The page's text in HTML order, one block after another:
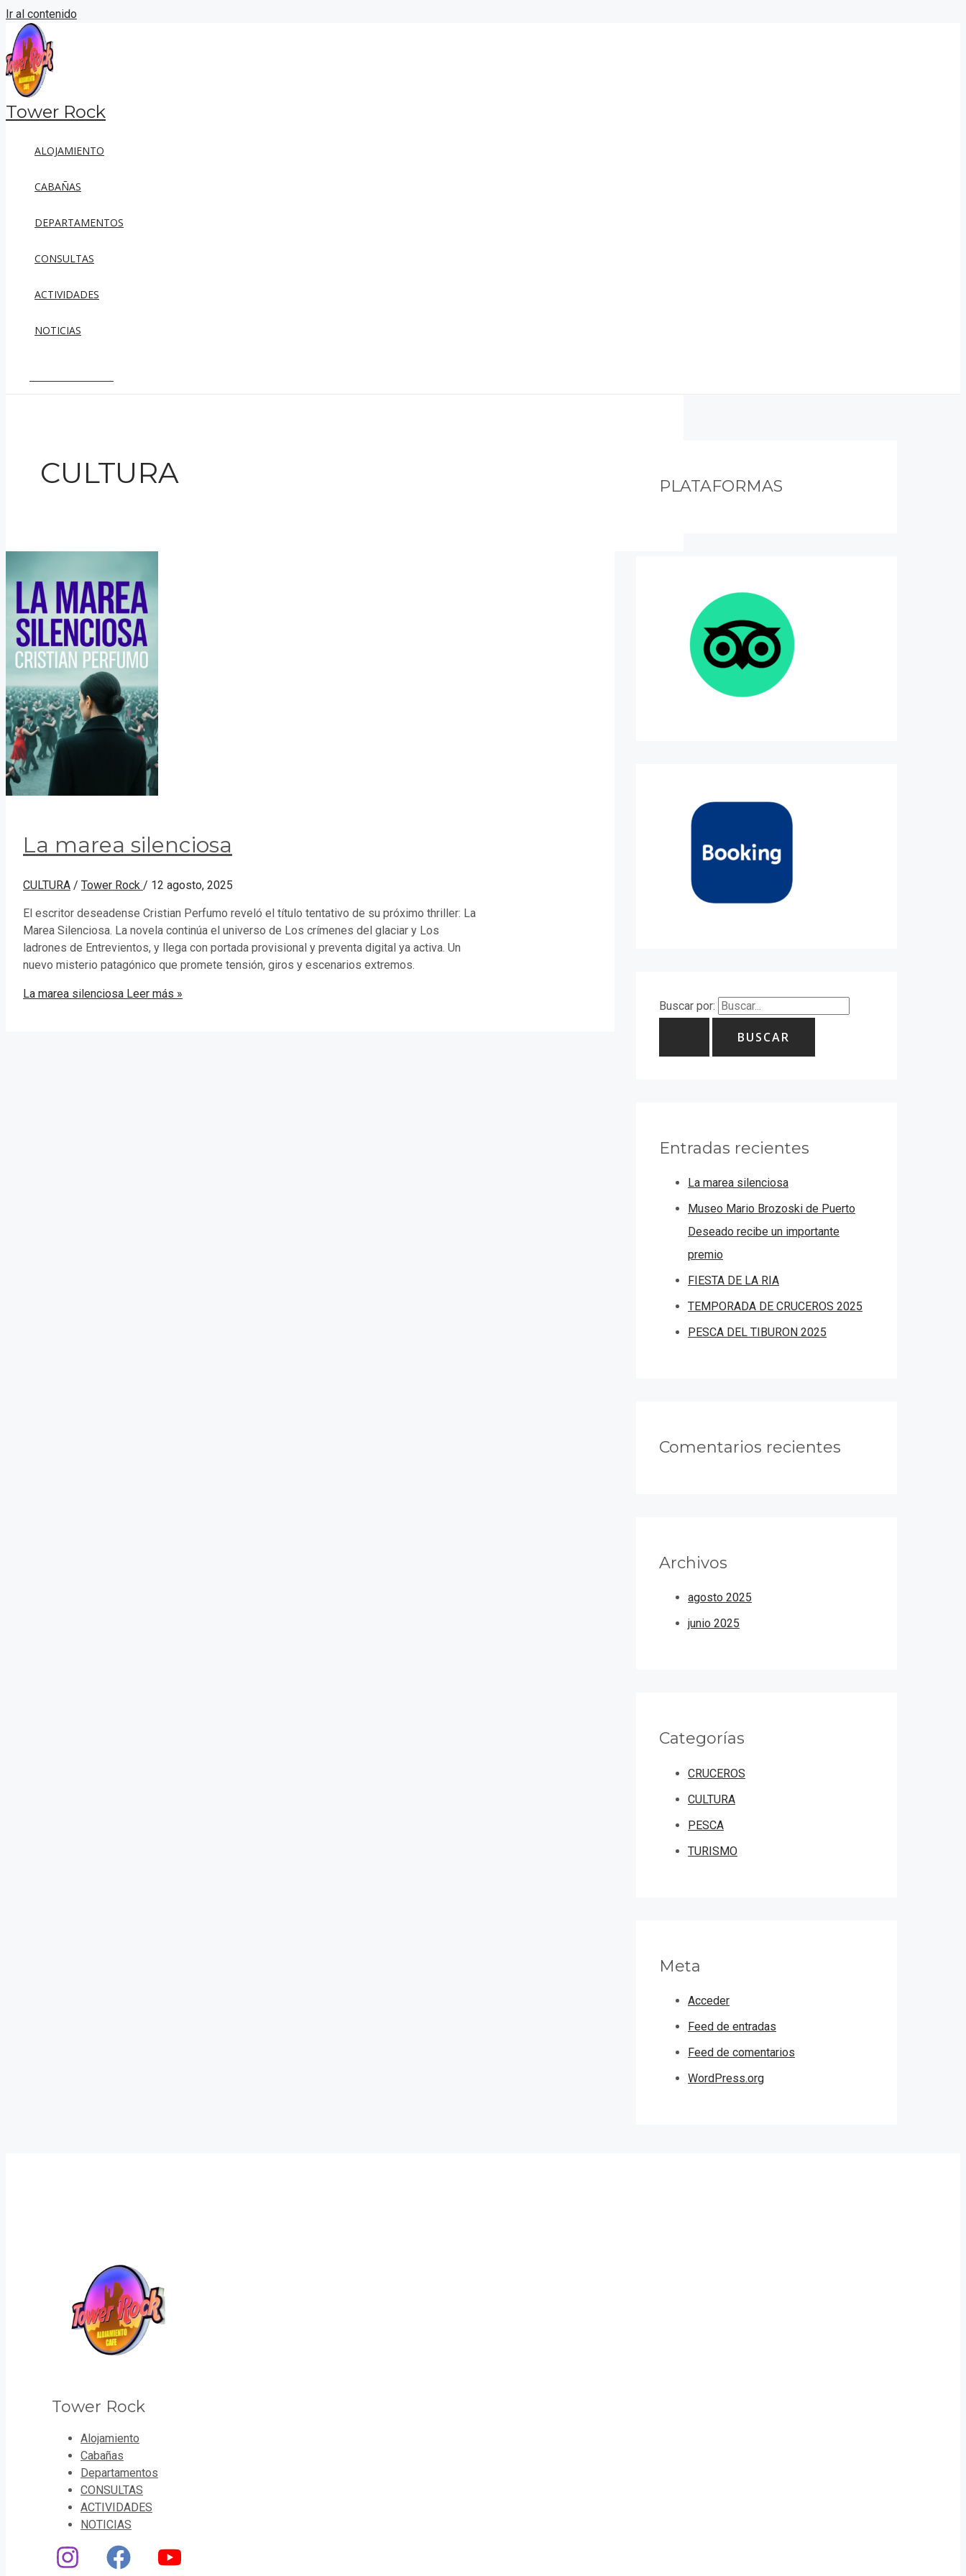
Ir al contenido
Tower Rock
ALOJAMIENTO
CABAÑAS
DEPARTAMENTOS
CONSULTAS
ACTIVIDADES
NOTICIAS
CULTURA
La marea silenciosa
CULTURA / Tower Rock / 12 agosto, 2025
El escritor deseadense Cristian Perfumo reveló el título tentativo de su próximo thriller: La
Marea Silenciosa. La novela continúa el universo de Los crímenes del glaciar y Los
ladrones de Entrevientos, y llega con portada provisional y preventa digital ya activa. Un
nuevo misterio patagónico que promete tensión, giros y escenarios extremos.
La marea silenciosa Leer más »
PLATAFORMAS
Buscar por:
Entradas recientes
La marea silenciosa
Museo Mario Brozoski de Puerto
Deseado recibe un importante
premio
FIESTA DE LA RIA
TEMPORADA DE CRUCEROS 2025
PESCA DEL TIBURON 2025
Comentarios recientes
Archivos
agosto 2025
junio 2025
Categorías
CRUCEROS
CULTURA
PESCA
TURISMO
Meta
Acceder
Feed de entradas
Feed de comentarios
WordPress.org
Tower Rock
Alojamiento
Cabañas
Departamentos
CONSULTAS
ACTIVIDADES
NOTICIAS